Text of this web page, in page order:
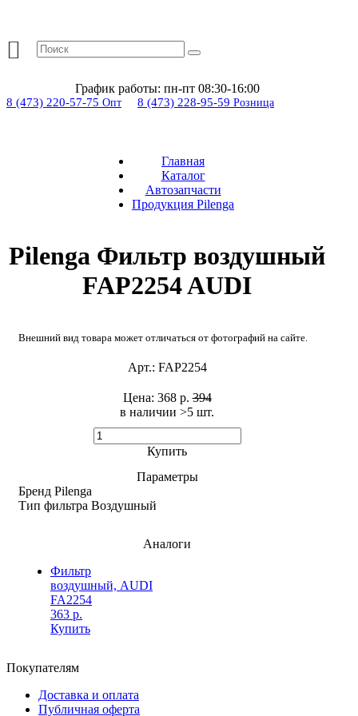
График работы: пн-пт 08:30-16:00
8 (473) 220-57-75 Опт 8 (473) 228-95-59 Розница
Главная
Каталог
Автозапчасти
Продукция Pilenga
Pilenga Фильтр воздушный
FAP2254 AUDI
Внешний вид товара может отличаться от фотографий на сайте.
Арт.: FAP2254
в наличии >5 шт. ​
Цена: 368 р.394
Купить
Параметры
Бренд Pilenga
Тип фильтра Воздушный
Аналоги
Фильтр
воздушный, AUDI
FA2254
363 р.
Купить
Покупателям
Доставка и оплата
Публичная оферта